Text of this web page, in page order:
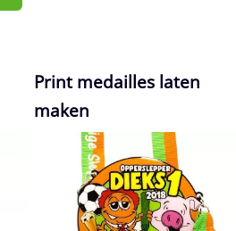
Print medailles laten
maken